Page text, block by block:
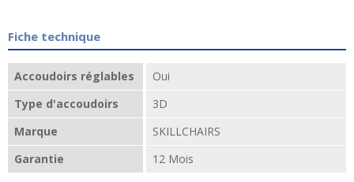
Fiche technique
Accoudoirs réglables
Oui
Type d'accoudoirs
3D
Marque
SKILLCHAIRS
Garantie
12 Mois